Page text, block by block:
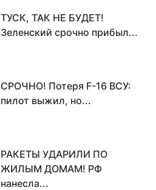
ТУСК, ТАК НЕ БУДЕТ!
Зеленский срочно прибыл...
СРОЧНО! Потеря F-16 ВСУ:
пилот выжил, но...
РАКЕТЫ УДАРИЛИ ПО
ЖИЛЫМ ДОМАМ! РФ
нанесла...